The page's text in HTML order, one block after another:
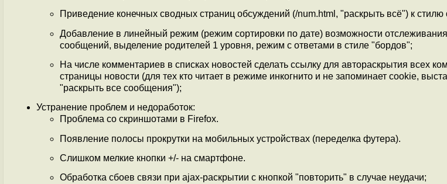
Приведение конечных сводных страниц обсуждений (/num.html, "раскрыть всё") к
Добавление в линейный режим (режим сортировки по дате) возможности отслеживания
сообщений, выделение родителей 1 уровня, режим с ответами в стиле "бордов";
На числе комментариев в списках новостей сделать ссылку для автораскрытия всех
страницы новости (для тех кто читает в режиме инкогнито и не запоминает cookie,
"раскрыть все сообщения");
Устранение проблем и недоработок:
Проблема со скриншотами в Firefox.
Появление полосы прокрутки на мобильных устройствах (переделка футера).
Слишком мелкие кнопки +/- на смартфоне.
Обработка сбоев связи при ajax-раскрытии с кнопкой "повторить" в случае неудачи;